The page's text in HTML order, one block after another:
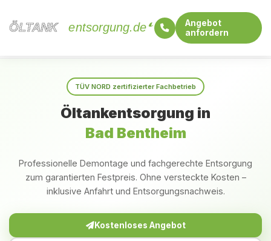
ÖLTANK
ÖLTANK entsorgung.de
Angebot
anfordern
TÜV NORD zertifizierter Fachbetrieb
Öltankentsorgung in
Bad Bentheim
Professionelle Demontage und fachgerechte Entsorgung
zum garantierten Festpreis. Ohne versteckte Kosten –
inklusive Anfahrt und Entsorgungsnachweis.
Kostenloses Angebot